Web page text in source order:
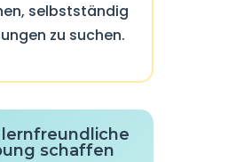
selbstständig
zu suchen.
lernfreundliche
schaffen